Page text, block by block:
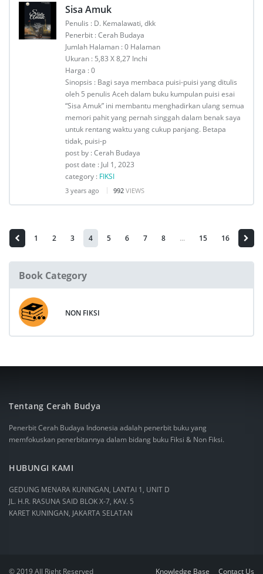
Sisa Amuk
Penulis : D. Kemalawati, dkk
Penerbit : Cerah Budaya
Jumlah Halaman : 0 Halaman
Ukuran : 5,83 X 8,27 Inchi
Harga : 0
Sinopsis : Bagi saya membaca puisi-puisi yang ditulis
oleh 5 penulis Aceh dalam buku kumpulan puisi esai
“Sisa Amuk” ini membantu menghadirkan ulang semua
memori pahit yang pernah singgah dalam benak saya
untuk rentang waktu yang cukup panjang. Betapa
tidak, puisi-p
post by : Cerah Budaya
post date : Jul 1, 2023
category : FIKSI
3 years ago 992 VIEWS
1 2 3 4 5 6 7 8 ... 15 16
Book Category
NON FIKSI
Tentang Cerah Budya
Penerbit Cerah Budaya Indonesia adalah penerbit buku yang
memfokuskan penerbitannya dalam bidang buku Fiksi & Non Fiksi.
HUBUNGI KAMI
GEDUNG MENARA KUNINGAN, LANTAI 1, UNIT D
JL. H.R. RASUNA SAID BLOK X-7, KAV. 5
KARET KUNINGAN, JAKARTA SELATAN
© 2019 All Right Reserved Contact Us
Knowledge Base